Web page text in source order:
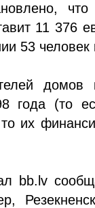
что
11 376
53
домов
года (то
их
bb.lv